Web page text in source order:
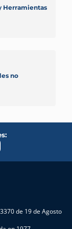
Herramientas
no
de 19 de Agosto